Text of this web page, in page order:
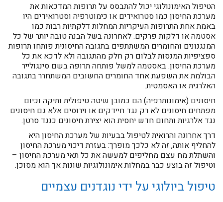
הטיפול האימונולוגי יכול להתבסס על תרופות המדכאות את
מערכת החיסון כמו סטרואידים או כימוטרפיה וסטרואידים היו
באמת אחת התרופות העיקריות המחלות דלקתיות רבות כמו
אסטמה או דלקות פרקים. לאחרונה בשל הבנה טובה יותר של כל
המנגנונים והחומרים המשתתפים בתגובה החיסונית פותחו תרופות
ספציפיות המנסות לבלום רק חלק מהתגובה ולא לדכא את כל
מערכת החיסון. באסטמה למשל פותחה תרופה בשם סינגולייר
הבולמת את השפעת אחד החומרים החשובים המשתחרר בתגובה
האלרגית או האסמטית.
חיסונים (אימונותרפיה) הם כמובן שיטה טיפולית ותיקה וכיום
מפתחים חיסונים לא רק נגד חיידקים או וירוסים אלא גם חיסונים
נגד אלרגיות ותחום חדש יחסית הוא יצירת חיסונים כנגד סרטן.
דרך אחרונה והרואית לטיפול בבעיות של מערכת החיסון היא
להחליף אותה, זה לא כלכך מופרך: בעזרת דיכוי מערכת החיסון
והשתלת מח עצם מחליפים למעשה את כל תאי מערכת החיסון –
וטיפול זה בוצע כבר במחלות אימונולוגיות שונות אך הוא מסוכן.
טיפול ביולוגי על ידי נוגדנים עצמיים